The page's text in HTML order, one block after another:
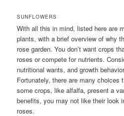
SUNFLOWERS
With all this in mind, listed here are
plants, with a brief overview of why
rose garden. You don’t want crops
roses or compete for nutrients.
nutritional wants, and growth
Fortunately, there are many choices
some crops, like alfalfa, present a
benefits, you may not like their look
roses.